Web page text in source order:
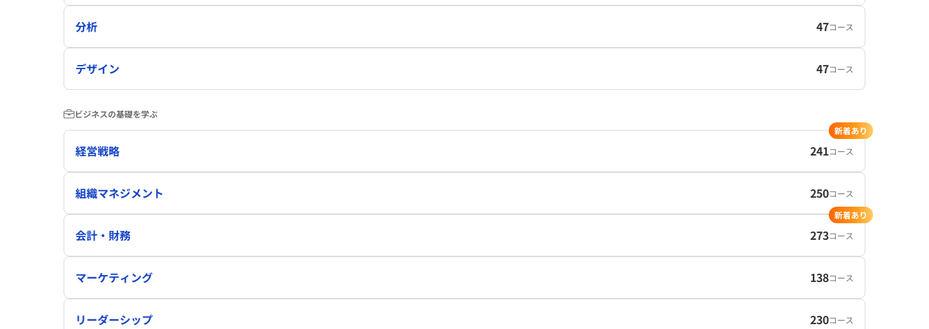
分析 47コース
デザイン 47コース
ビジネスの基礎を学ぶ
経営戦略 241コース
新着あり
組織マネジメント 250コース
会計・財務 273コース
新着あり
マーケティング 138コース
リーダーシップ 230コース